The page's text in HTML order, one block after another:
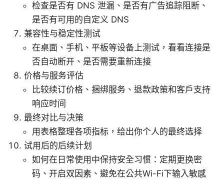
检查是否有 DNS 泄漏、是否有广告追踪阻断、
是否有可用的自定义 DNS
兼容性与稳定性测试
在桌面、手机、平板等设备上测试，看看连接是
否自动断开、是否需要重新连接
价格与服务评估
比较续订价格、捆绑服务、退款政策和客户支持
响应时间
最终对比与决策
用表格整理各项指标，给出你个人的最终选择
试用后的后续计划
如何在日常使用中保持安全习惯：定期更换密
码、开启双因素、避免在公共Wi-Fi下输入敏感